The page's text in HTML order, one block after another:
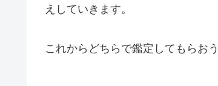
えしていきます。
これからどちらで鑑定してもらお